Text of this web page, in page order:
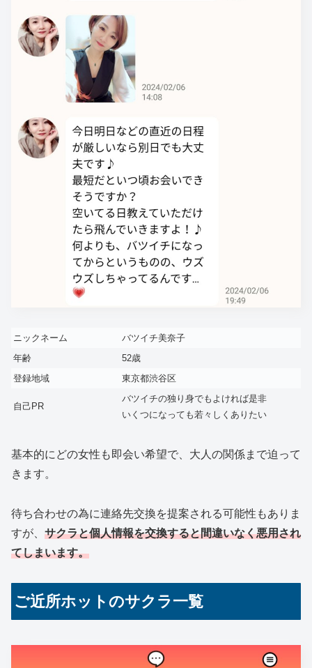
ニックネーム
バツイチ美奈子
年齢
52歳
登録地域
東京都渋谷区
自己PR
バツイチの独り身でもよければ是非
いくつになっても若々しくありたい
基本的にどの女性も即会い希望で、大人の関係まで迫って
きます。
待ち合わせの為に連絡先交換を提案される可能性もありま
すが、 サクラと個人情報を交換すると間違いなく悪用され
てしまいます。
ご近所ホットのサクラ一覧